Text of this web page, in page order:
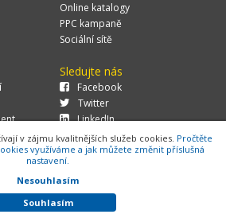
Online katalogy
PPC kampaně
Sociální sítě
Sledujte nás
Facebook
Twitter
LinkedIn
Za Potokem 46/4, 106 00 Praha 10, tel.:
421, verze 1.29.0.143,
Cookies
v zájmu kvalitnějších služeb cookies. Pročtěte
využíváme a jak můžete změnit příslušná
nastavení.
Nesouhlasím
Souhlasím